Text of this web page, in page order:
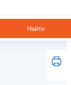
Найти